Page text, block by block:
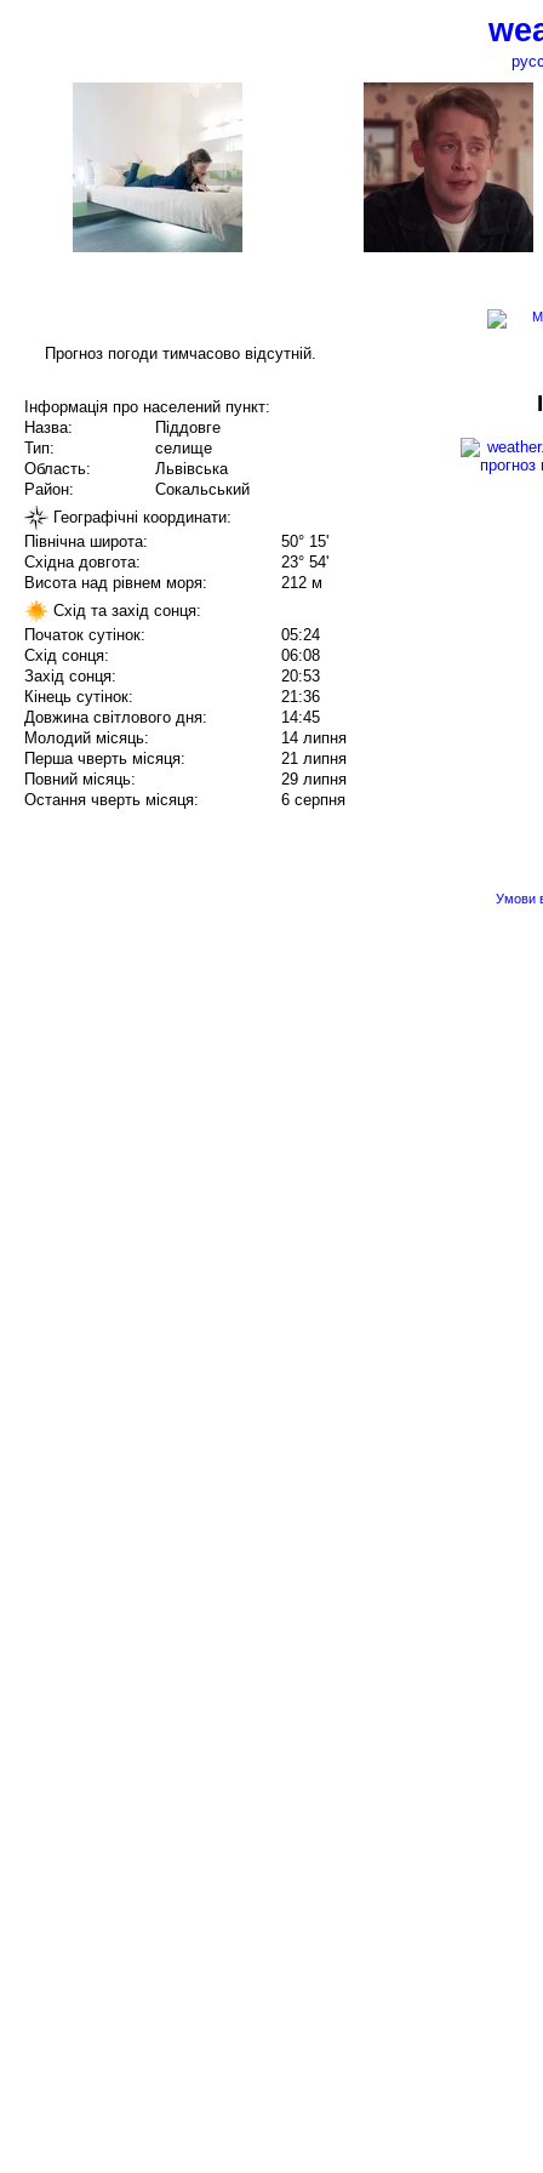
Прогноз погоди тимчасово відсутній.
Інформація про населений пункт:
Назва:
Піддовге
Тип:
селище
Область:
Львівська
Район:
Сокальський
Географічні координати:
Північна широта:
50° 15'
Східна довгота:
23° 54'
Висота над рівнем моря:
212 м
Схід та захід сонця:
Початок сутінок:
05:24
Схід сонця:
06:08
Захід сонця:
20:53
Кінець сутінок:
21:36
Довжина світлового дня:
14:45
Молодий місяць:
14 липня
Перша чверть місяця:
21 липня
Повний місяць:
29 липня
Остання чверть місяця:
6 серпня
Умови